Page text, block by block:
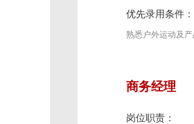
优先录用条件：
熟悉户外运动及产
商务经理
岗位职责：